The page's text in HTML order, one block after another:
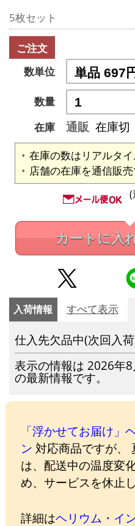
5枚セット
ご注文
数単位
数量
在庫
通販 在庫切
在庫の数はリアルタイ
店舗の在庫を通信販売
(
カートに入
入荷情報 すべて表示
仕入先欠品中(次回入
表示の情報は 2026年
の最新情報です。
「浮かせてお届け」
ン 対応商品ですが、
は、配送中の温度変
め、サービスを休止
詳細はヘリウム・イ